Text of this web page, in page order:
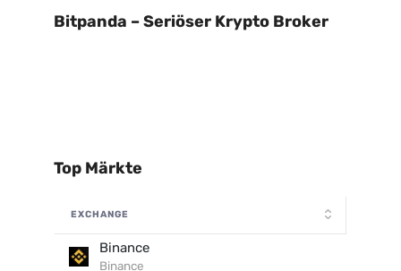
Bitpanda – Seriöser Krypto Broker
Top Märkte
EXCHANGE
Binance
Binance